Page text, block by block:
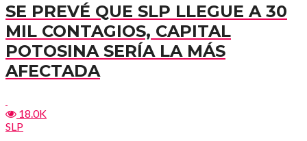
SE PREVÉ QUE SLP LLEGUE A 30
MIL CONTAGIOS, CAPITAL
POTOSINA SERÍA LA MÁS
AFECTADA
18.0K
SLP